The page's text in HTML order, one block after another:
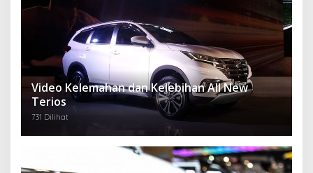
Video Kelemahan dan Kelebihan All New
Terios
731 Dilihat